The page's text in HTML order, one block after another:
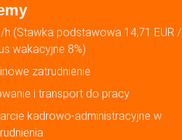
h (Stawka podstawowa 14,71 EUR /
wakacyjne 8%)
zatrudnienie
i transport do pracy
kadrowo-administracyjne w